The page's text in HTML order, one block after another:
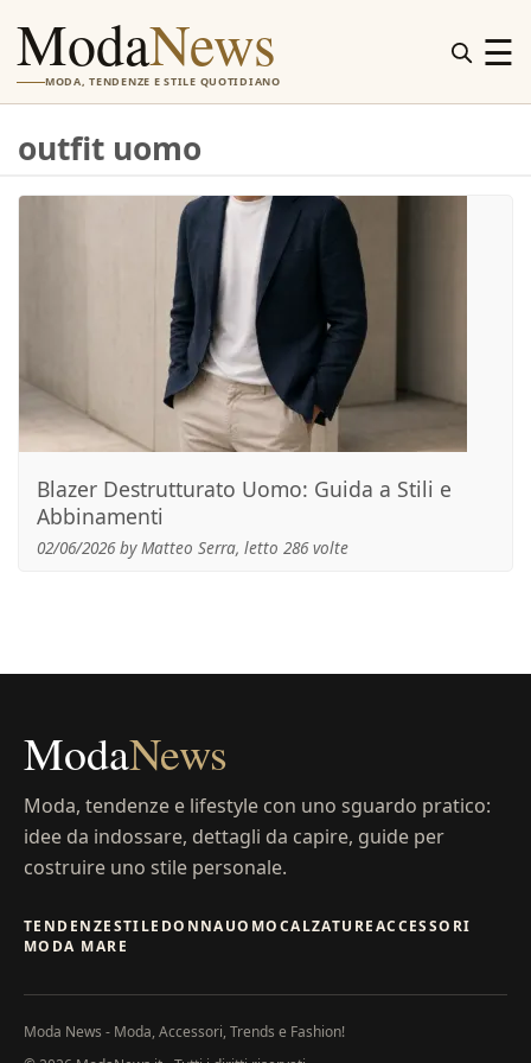
ModaNews
MODA, TENDENZE E STILE QUOTIDIANO
☰
outfit uomo
Blazer Destrutturato Uomo: Guida a Stili e
Abbinamenti
02/06/2026 by Matteo Serra, letto 286 volte
ModaNews
Moda, tendenze e lifestyle con uno sguardo pratico:
idee da indossare, dettagli da capire, guide per
costruire uno stile personale.
TENDENZESTILE DONNAUOMOCALZATUREACCESSORI
MODA MARE
Moda News - Moda, Accessori, Trends e Fashion!